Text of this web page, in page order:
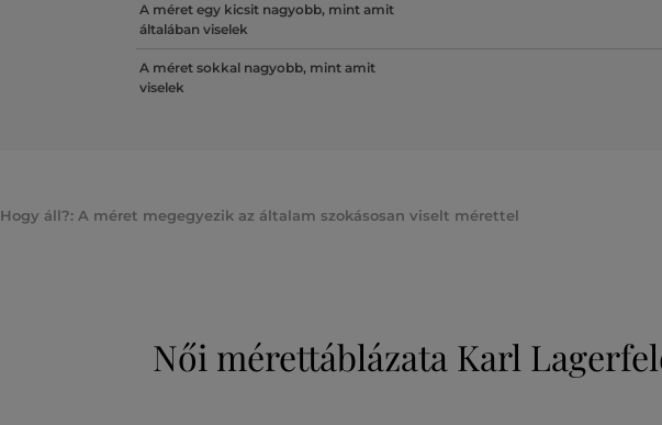
A méret egy kicsit nagyobb, mint amit
általában viselek
A méret sokkal nagyobb, mint amit
viselek
Hogy áll?: A méret megegyezik az általam szokásosan viselt mérettel
Női mérettáblázata Karl